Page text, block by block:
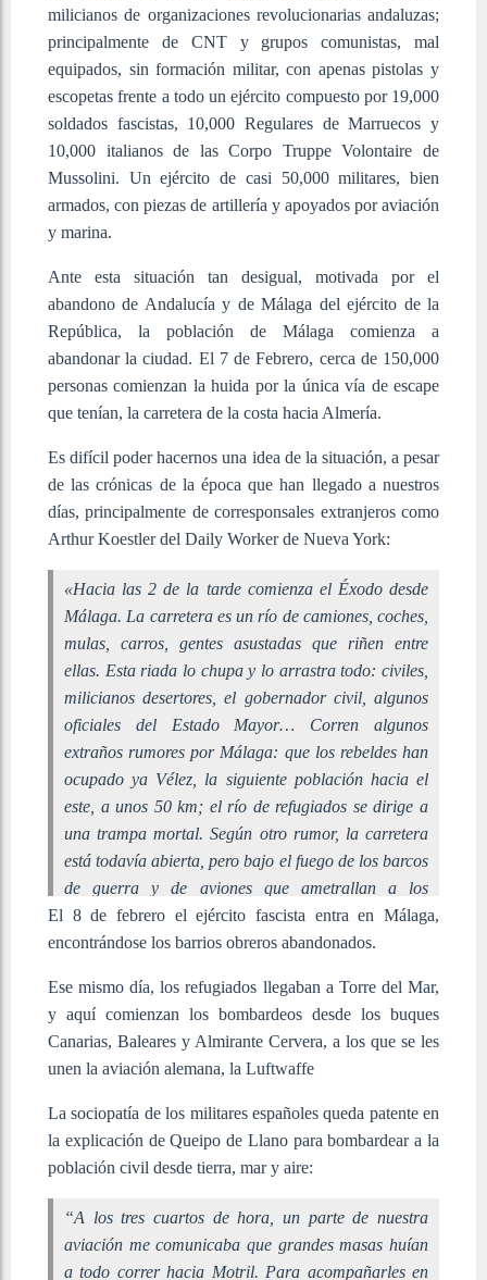
milicianos de organizaciones revolucionarias andaluzas;
principalmente de CNT y grupos comunistas, mal
equipados, sin formación militar, con apenas pistolas y
escopetas frente a todo un ejército compuesto por 19,000
soldados fascistas, 10,000 Regulares de Marruecos y
10,000 italianos de las Corpo Truppe Volontaire de
Mussolini. Un ejército de casi 50,000 militares, bien
armados, con piezas de artillería y apoyados por aviación
y marina.
Ante esta situación tan desigual, motivada por el
abandono de Andalucía y de Málaga del ejército de la
República, la población de Málaga comienza a
abandonar la ciudad. El 7 de Febrero, cerca de 150,000
personas comienzan la huida por la única vía de escape
que tenían, la carretera de la costa hacia Almería.
Es difícil poder hacernos una idea de la situación, a pesar
de las crónicas de la época que han llegado a nuestros
días, principalmente de corresponsales extranjeros como
Arthur Koestler del Daily Worker de Nueva York:
«Hacia las 2 de la tarde comienza el Éxodo desde
Málaga. La carretera es un río de camiones, coches,
mulas, carros, gentes asustadas que riñen entre
ellas. Esta riada lo chupa y lo arrastra todo: civiles,
milicianos desertores, el gobernador civil, algunos
oficiales del Estado Mayor… Corren algunos
extraños rumores por Málaga: que los rebeldes han
ocupado ya Vélez, la siguiente población hacia el
este, a unos 50 km; el río de refugiados se dirige a
una trampa mortal. Según otro rumor, la carretera
está todavía abierta, pero bajo el fuego de los barcos
de guerra y de aviones que ametrallan a los
refugiados. Nada, entonces, puede ya detener al río:
fluye y fluye, y se alimenta sin cesar de los arroyos
El 8 de febrero el ejército fascista entra en Málaga,
encontrándose los barrios obreros abandonados.
Ese mismo día, los refugiados llegaban a Torre del Mar,
y aquí comienzan los bombardeos desde los buques
Canarias, Baleares y Almirante Cervera, a los que se les
unen la aviación alemana, la Luftwaffe
La sociopatía de los militares españoles queda patente en
la explicación de Queipo de Llano para bombardear a la
población civil desde tierra, mar y aire:
“A los tres cuartos de hora, un parte de nuestra
aviación me comunicaba que grandes masas huían
a todo correr hacia Motril. Para acompañarles en